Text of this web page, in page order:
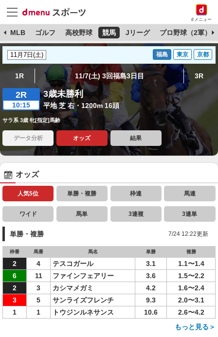
dメニュー
MLB ゴルフ 高校野球 競馬 Jリーグ プロ野球（2軍）
福島 東京 京都
1R 11/7(土) 3回福島3日目 3R
2R
10:15
3歳未勝利
平地 芝 右・1200m 16頭
サラ系 3歳 牝[指定]馬齢
データ分析 オッズ 結果
オッズ
人気5位 単勝・複勝 枠連 馬連
ワイド 馬単 3連複 3連単
単勝・複勝 7/24 12:22更新
枠番 馬番 馬名 単勝 複勝
2 4 テスコガール 3.1
1.1〜1.4
6
11 ファインフェアリー 3.6
1.5〜2.2
2
3 カシマメガミ 4.2
1.6〜2.4
3
5 サンライズフレンチ 9.3
2.0〜3.1
1
1 トウジンルネサンス 10.6
2.6〜4.2
もっと見る＞